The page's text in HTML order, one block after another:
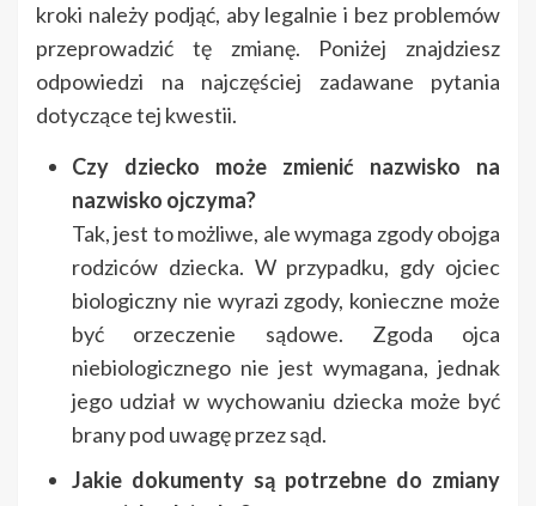
kroki należy podjąć, aby legalnie i bez problemów
przeprowadzić tę zmianę. Poniżej znajdziesz
odpowiedzi na najczęściej zadawane pytania
dotyczące tej kwestii.
Czy dziecko może zmienić nazwisko na
nazwisko ojczyma?
Tak, jest to możliwe, ale wymaga zgody obojga
rodziców dziecka. W przypadku, gdy ojciec
biologiczny nie wyrazi zgody, konieczne może
być orzeczenie sądowe. Zgoda ojca
niebiologicznego nie jest wymagana, jednak
jego udział w wychowaniu dziecka może być
brany pod uwagę przez sąd.
Jakie dokumenty są potrzebne do zmiany